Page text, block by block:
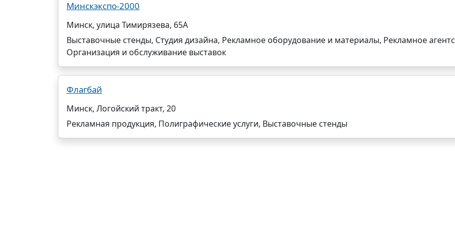
Минскэкспо-2000
Минск, улица Тимирязева, 65А
Выставочные стенды, Студия дизайна, Рекламное оборудование и материалы, Рекламное
Организация и обслуживание выставок
Флагбай
Минск, Логойский тракт, 20
Рекламная продукция, Полиграфические услуги, Выставочные стенды